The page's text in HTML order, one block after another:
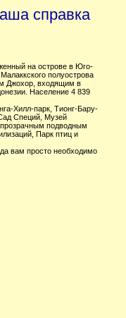
справка
на острове в Юго-
полуострова
Джохор, входящим в
Население 4 839
Хилл-парк, Тионг-Бару-
Специй, Музей
подводным
Парк птиц и
вам просто необходимо